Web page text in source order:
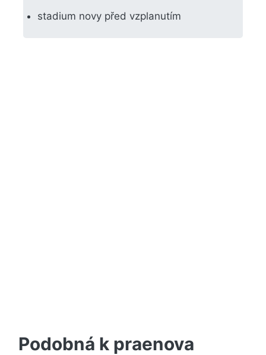
stadium novy před vzplanutím
Podobná k praenova